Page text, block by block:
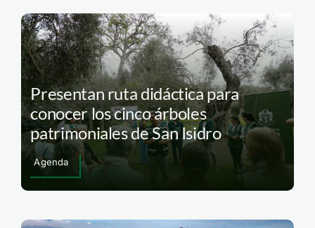
Presentan ruta didáctica para
conocer los cinco árboles
patrimoniales de San Isidro
Agenda